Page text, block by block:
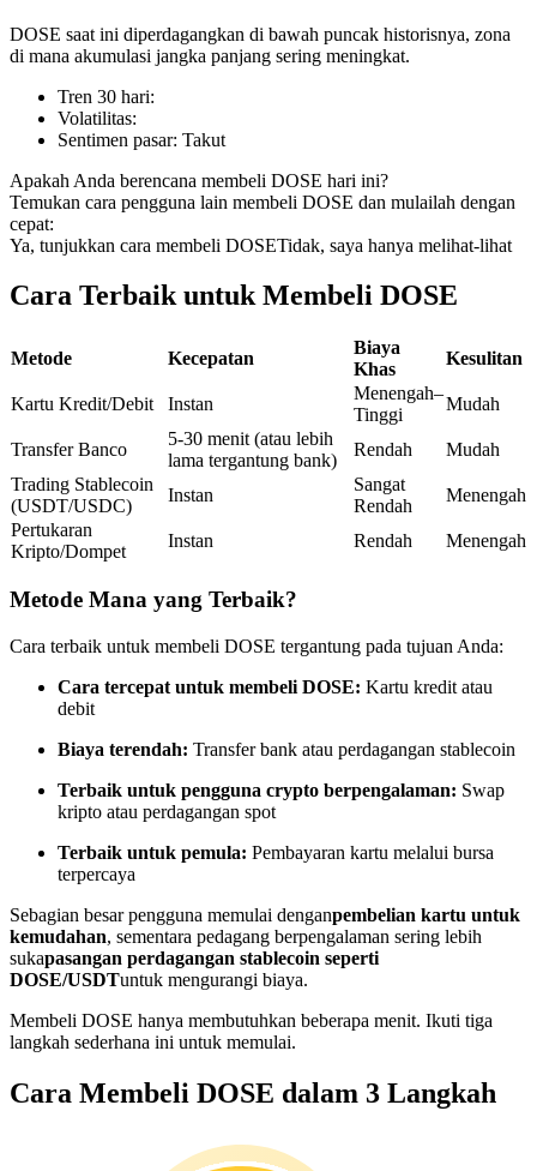
USDC Berjangka
Kontrak berjangka menggunakan USDC sebagai jaminannya
Copy Trading
Bergabunglah dengan pedagang top
Nikmati pembagian keuntungan dan komisi copy trading
Analisis data besar termasuk info perdagangan, dll.
DOSE saat ini diperdagangkan di bawah puncak historisnya, zona
di mana akumulasi jangka panjang sering meningkat.
Tren 30 hari:
Volatilitas:
Sentimen pasar: Takut
Apakah Anda berencana membeli DOSE hari ini?
Temukan cara pengguna lain membeli DOSE dan mulailah dengan
cepat:
Ya, tunjukkan cara membeli DOSETidak, saya hanya melihat-lihat
Cara Terbaik untuk Membeli DOSE
Metode Kecepatan
Biaya
Khas
Kesulitan
Kartu Kredit/Debit Instan
Menengah–
Tinggi
Mudah
Transfer Banco
5-30 menit (atau lebih
lama tergantung bank)
Rendah
Mudah
Trading Stablecoin
(USDT/USDC)
Instan
Sangat
Rendah
Menengah
Pertukaran
Kripto/Dompet
Instan Rendah Menengah
Metode Mana yang Terbaik?
Cara terbaik untuk membeli DOSE tergantung pada tujuan Anda:
Cara tercepat untuk membeli DOSE: Kartu kredit atau
debit
Biaya terendah: Transfer bank atau perdagangan stablecoin
Terbaik untuk pengguna crypto berpengalaman: Swap
kripto atau perdagangan spot
Terbaik untuk pemula: Pembayaran kartu melalui bursa
terpercaya
Sebagian besar pengguna memulai denganpembelian kartu untuk
kemudahan, sementara pedagang berpengalaman sering lebih
sukapasangan perdagangan stablecoin seperti
DOSE/USDTuntuk mengurangi biaya.
Membeli DOSE hanya membutuhkan beberapa menit. Ikuti tiga
langkah sederhana ini untuk memulai.
Cara Membeli DOSE dalam 3 Langkah